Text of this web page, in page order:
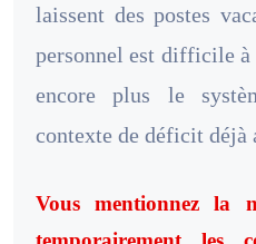
laissent des postes
personnel est difficile
encore plus le
contexte de déficit déjà
Vous mentionnez la